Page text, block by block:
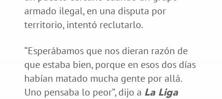
armado ilegal, en una disputa por
territorio, intentó reclutarlo.
“Esperábamos que nos dieran razón de
que estaba bien, porque en esos dos días
habían matado mucha gente por allá.
Uno pensaba lo peor”, dijo a La Liga